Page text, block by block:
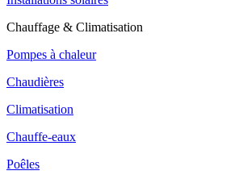
Chauffage & Climatisation
Pompes à chaleur
Chaudières
Climatisation
Chauffe-eaux
Poêles